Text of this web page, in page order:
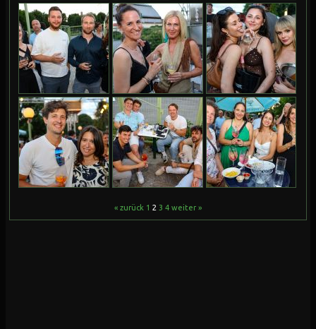
« zurück 1 2 3 4 weiter »